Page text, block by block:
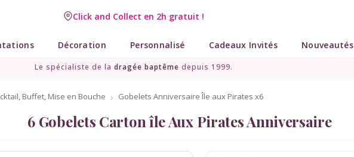
Click and Collect en 2h gratuit !
Décoration Personnalisé Cadeaux Invités Nouveautés
Le spécialiste de la dragée baptême depuis 1999.
Buffet, Mise en Bouche Gobelets Anniversaire Île aux Pirates x6
6 Gobelets Carton île Aux Pirates Anniversaire